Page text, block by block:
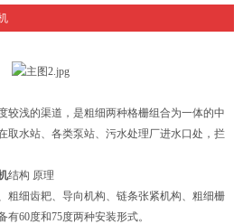
较浅的渠道，是粗细两种格栅组合为一体的中
取水站、各类泵站、污水处理厂进水口处，拦
结构 原理
粗细齿耙、导向机构、链条张紧机构、粗细栅
60度和75度两种安装形式。